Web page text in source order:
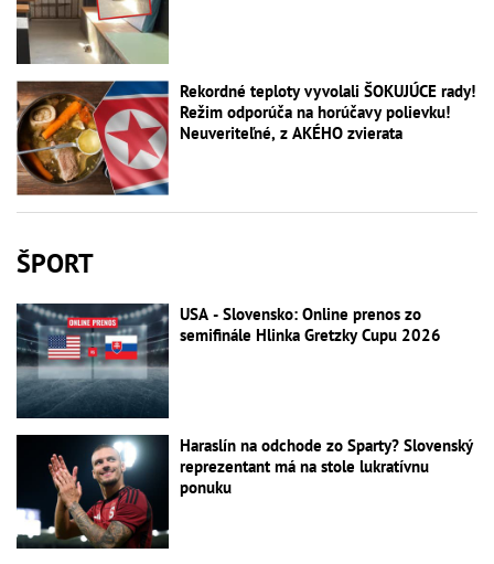
Rekordné teploty vyvolali ŠOKUJÚCE rady!
Režim odporúča na horúčavy polievku!
Neuveriteľné, z AKÉHO zvierata
ŠPORT
USA - Slovensko: Online prenos zo
semifinále Hlinka Gretzky Cupu 2026
Haraslín na odchode zo Sparty? Slovenský
reprezentant má na stole lukratívnu
ponuku